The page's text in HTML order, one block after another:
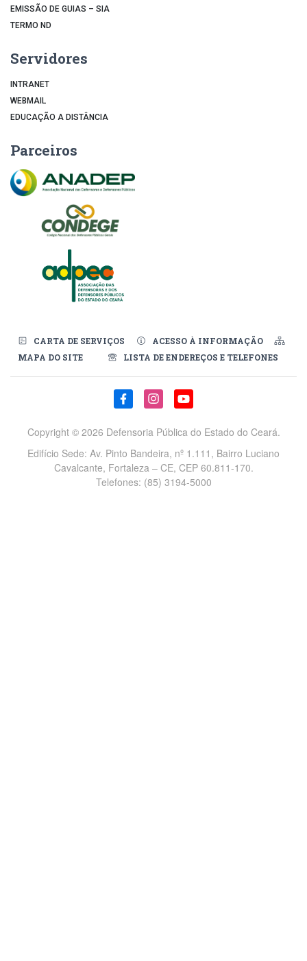
EMISSÃO DE GUIAS – SIA
TERMO ND
Servidores
INTRANET
WEBMAIL
EDUCAÇÃO A DISTÂNCIA
Parceiros
CARTA DE SERVIÇOS
ACESSO À INFORMAÇÃO
MAPA DO SITE
LISTA DE ENDEREÇOS E TELEFONES
Redes Sociais
Copyright © 2026 Defensoria Pública do Estado do Ceará.
Edifício Sede: Av. Pinto Bandeira, nº 1.111, Bairro Luciano
Cavalcante, Fortaleza – CE, CEP 60.811-170.
Telefones: (85) 3194-5000